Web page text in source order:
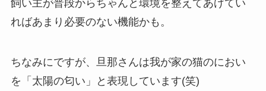
飼い主が普段からちゃんと環境を整えてあげてい
ればあまり必要のない機能かも。
ちなみにですが、旦那さんは我が家の猫のにおい
を「太陽の匂い」と表現しています(笑)